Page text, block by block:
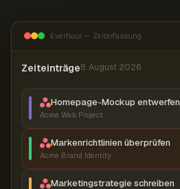
Everhour — Zeiterfassung
Zeiteinträge8. August 2026
Homepage-Mockup entwerfen
Acme Web Project
Markenrichtlinien überprüfen
Acme Brand Identity
Marketingstrategie schreiben